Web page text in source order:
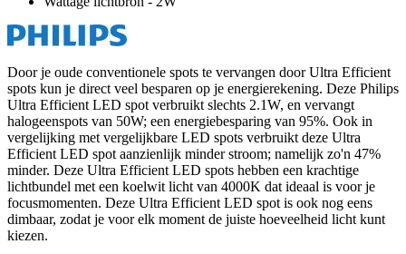
Door je oude conventionele spots te vervangen door Ultra Efficient
spots kun je direct veel besparen op je energierekening. Deze Philips
Ultra Efficient LED spot verbruikt slechts 2.1W, en vervangt
halogeenspots van 50W; een energiebesparing van 95%. Ook in
vergelijking met vergelijkbare LED spots verbruikt deze Ultra
Efficient LED spot aanzienlijk minder stroom; namelijk zo'n 47%
minder. Deze Ultra Efficient LED spots hebben een krachtige
lichtbundel met een koelwit licht van 4000K dat ideaal is voor je
focusmomenten. Deze Ultra Efficient LED spot is ook nog eens
dimbaar, zodat je voor elk moment de juiste hoeveelheid licht kunt
kiezen.